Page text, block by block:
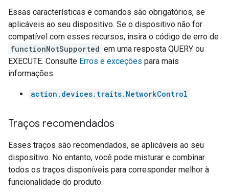
Essas características e comandos são obrigatórios, se
aplicáveis ao seu dispositivo. Se o dispositivo não for
compatível com esses recursos, insira o código de erro de
functionNotSupported em uma resposta QUERY ou
EXECUTE. Consulte Erros e exceções para mais
informações.
action.devices.traits.NetworkControl
Traços recomendados
Esses traços são recomendados, se aplicáveis ao seu
dispositivo. No entanto, você pode misturar e combinar
todos os traços disponíveis para corresponder melhor à
funcionalidade do produto.